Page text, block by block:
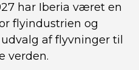
har Iberia været en
flyindustrien og
af flyvninger til
verden.